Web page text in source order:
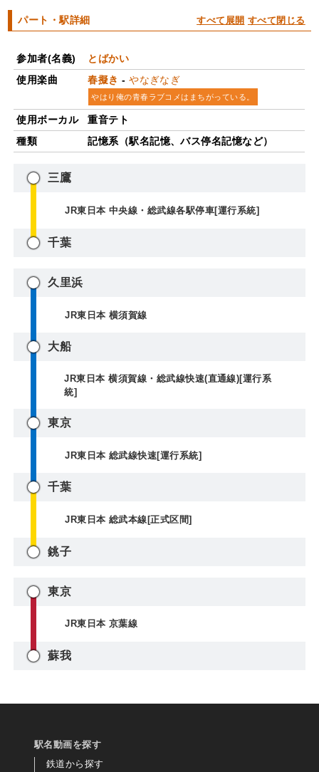
パート・駅詳細 すべて展開 すべて閉じる
参加者(名義)
とばかい
使用楽曲
春擬き -やなぎなぎ
やはり俺の青春ラブコメはまちがっている。
使用ボーカル
重音テト
種類
記憶系（駅名記憶、バス停名記憶など）
三鷹
JR東日本 中央線・総武線各駅停車[運行系統]
千葉
久里浜
JR東日本 横須賀線
大船
JR東日本 横須賀線・総武線快速(直通線)[運行系
統]
東京
JR東日本 総武線快速[運行系統]
千葉
JR東日本 総武本線[正式区間]
銚子
東京
JR東日本 京葉線
蘇我
駅名動画を探す
鉄道から探す